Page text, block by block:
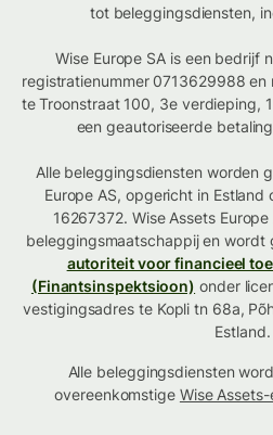
tot beleggingsdiensten,
Wise Europe SA is een bedrijf
registratienummer 0713629988
te Troonstraat 100, 3e verdieping,
een geautoriseerde
Alle beleggingsdiensten worden
Europe AS, opgericht in
16267372. Wise Assets
beleggingsmaatschappij en wordt
autoriteit voor financieel
(Finantsinspektsioon) onder
vestigingsadres te Kopli tn 68a,
Estland.
Alle beleggingsdiensten
overeenkomstige Wise